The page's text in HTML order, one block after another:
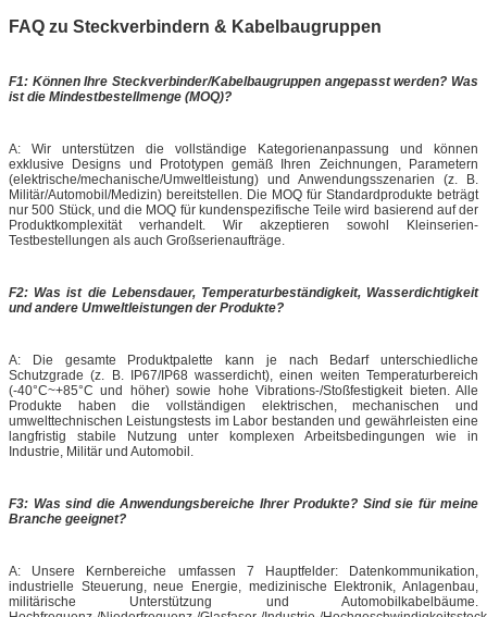
FAQ zu Steckverbindern & Kabelbaugruppen
F1: Können Ihre Steckverbinder/Kabelbaugruppen angepasst werden? Was
ist die Mindestbestellmenge (MOQ)?
A: Wir unterstützen die vollständige Kategorienanpassung und können
exklusive Designs und Prototypen gemäß Ihren Zeichnungen, Parametern
(elektrische/mechanische/Umweltleistung) und Anwendungsszenarien (z. B.
Militär/Automobil/Medizin) bereitstellen. Die MOQ für Standardprodukte beträgt
nur 500 Stück, und die MOQ für kundenspezifische Teile wird basierend auf der
Produktkomplexität verhandelt. Wir akzeptieren sowohl Kleinserien-
Testbestellungen als auch Großserienaufträge.
F2: Was ist die Lebensdauer, Temperaturbeständigkeit, Wasserdichtigkeit
und andere Umweltleistungen der Produkte?
A: Die gesamte Produktpalette kann je nach Bedarf unterschiedliche
Schutzgrade (z. B. IP67/IP68 wasserdicht), einen weiten Temperaturbereich
(-40°C~+85°C und höher) sowie hohe Vibrations-/Stoßfestigkeit bieten. Alle
Produkte haben die vollständigen elektrischen, mechanischen und
umwelttechnischen Leistungstests im Labor bestanden und gewährleisten eine
langfristig stabile Nutzung unter komplexen Arbeitsbedingungen wie in
Industrie, Militär und Automobil.
F3: Was sind die Anwendungsbereiche Ihrer Produkte? Sind sie für meine
Branche geeignet?
A: Unsere Kernbereiche umfassen 7 Hauptfelder: Datenkommunikation,
industrielle Steuerung, neue Energie, medizinische Elektronik, Anlagenbau,
militärische Unterstützung und Automobilkabelbäume.